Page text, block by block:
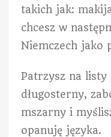
takich jak:
chcesz w
Niemczech jako
Patrzysz na listy
długosterny,
mszarny i
opanuję języka.